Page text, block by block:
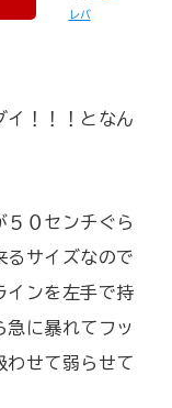
レバ
イ！！！となん
５０センチぐら
るサイズなので
インを左手で持
急に暴れてフッ
わせて弱らせて